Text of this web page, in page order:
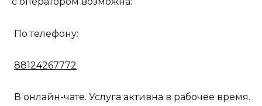
По телефону:
88124267772
В онлайн-чате. Услуга активна в рабочее время.